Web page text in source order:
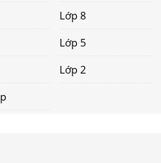
Lớp 8
Lớp 5
Lớp 2